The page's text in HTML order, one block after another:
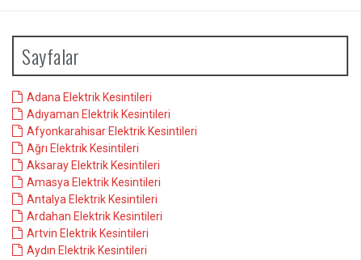
Sayfalar
Adana Elektrik Kesintileri
Adıyaman Elektrik Kesintileri
Afyonkarahisar Elektrik Kesintileri
Ağrı Elektrik Kesintileri
Aksaray Elektrik Kesintileri
Amasya Elektrik Kesintileri
Antalya Elektrik Kesintileri
Ardahan Elektrik Kesintileri
Artvin Elektrik Kesintileri
Aydın Elektrik Kesintileri